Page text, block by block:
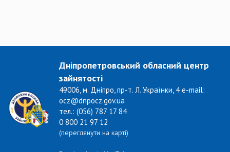
Дніпропетровський обласний центр
зайнятості
49006, м. Дніпро, пр-т. Л. Українки, 4 e-mail:
ocz@dnpocz.gov.ua
тел.: (056) 787 17 84
0 800 21 97 12
(переглянути на карті)